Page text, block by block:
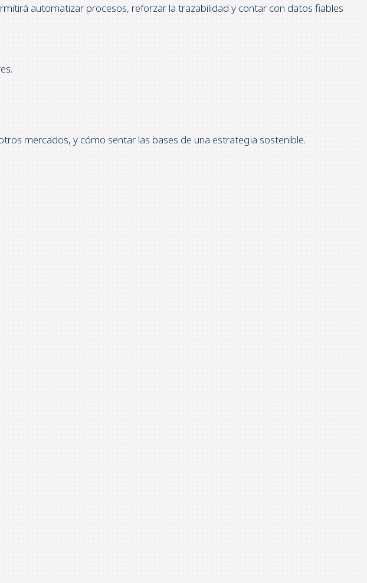
automatizar procesos, reforzar la trazabilidad y contar con datos fiables
mercados, y cómo sentar las bases de una estrategia sostenible.